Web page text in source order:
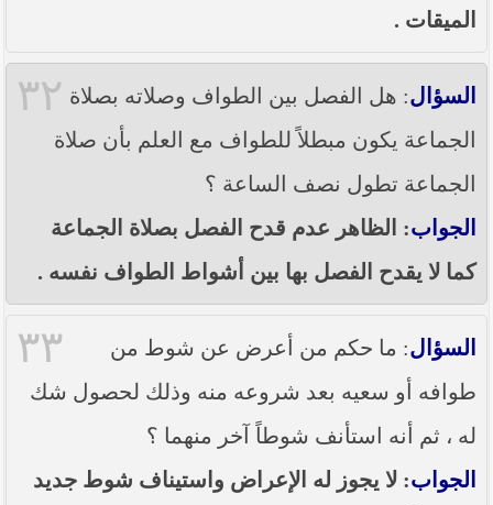
الميقات .
٣٢ السؤال: هل الفصل بين الطواف وصلاته بصلاة
الجماعة يكون مبطلاً للطواف مع العلم بأن صلاة
الجماعة تطول نصف الساعة ؟
الجواب: الظاهر عدم قدح الفصل بصلاة الجماعة
كما لا يقدح الفصل بها بين أشواط الطواف نفسه .
٣٣ السؤال: ما حكم من أعرض عن شوط من
طوافه أو سعيه بعد شروعه منه وذلك لحصول شك
له ، ثم أنه استأنف شوطاً آخر منهما ؟
الجواب: لا يجوز له الإعراض واستيناف شوط جديد